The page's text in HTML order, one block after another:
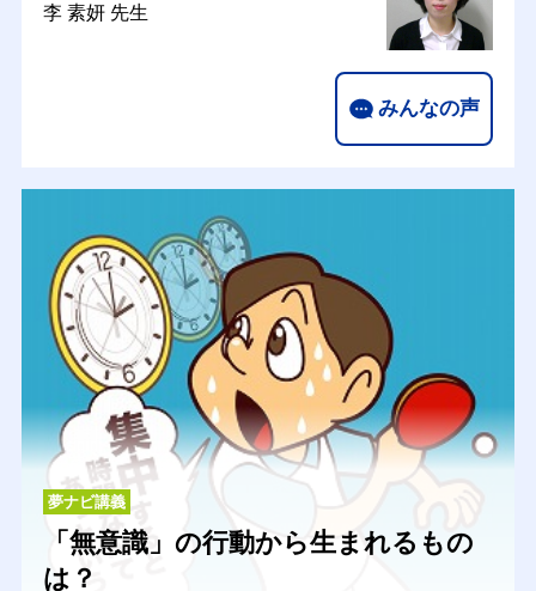
李 素妍 先生
みんなの声
夢ナビ講義
「無意識」の行動から生まれるもの
は？